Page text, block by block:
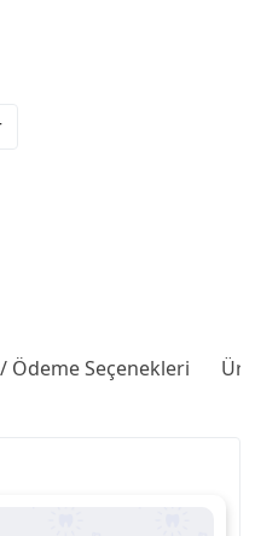
Ödeme Seçenekleri